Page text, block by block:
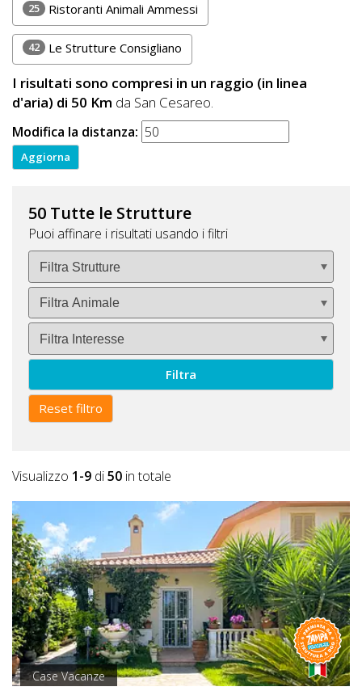
25 Ristoranti Animali Ammessi
42 Le Strutture Consigliano
I risultati sono compresi in un raggio (in linea
d'aria) di 50 Km da San Cesareo.
Modifica la distanza:
50 Tutte le Strutture
Puoi affinare i risultati usando i filtri
Filtra
Reset filtro
Visualizzo 1-9 di50 in totale
Case Vacanze